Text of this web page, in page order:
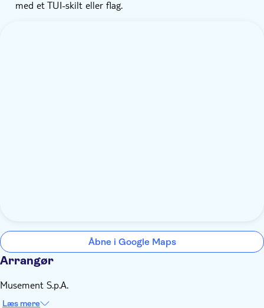
med et TUI-skilt eller flag.
Åbne i Google Maps
Arrangør
Musement S.p.A.
Læs mere